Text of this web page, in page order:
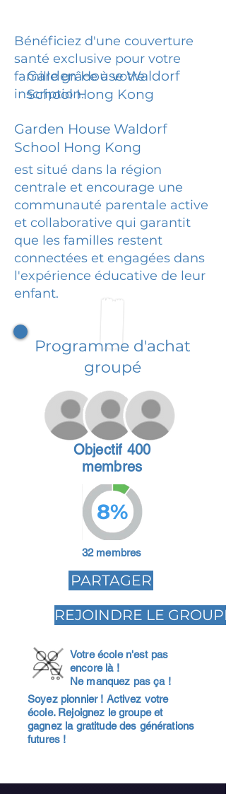
Bénéficiez d'une couverture
santé exclusive pour votre
famille grâce à votre
inscription.
Garden House Waldorf
School Hong Kong
Garden House Waldorf
School Hong Kong
est situé dans la région
centrale et encourage une
communauté parentale active
et collaborative qui garantit
que les familles restent
connectées et engagées dans
l'expérience éducative de leur
enfant.
Programme d'achat
groupé
Objectif 400
membres
8%
32 membres
PARTAGER
REJOINDRE LE GROUPE
Votre école n'est pas
encore là !
Ne manquez pas ça !
Soyez pionnier ! Activez votre
école. Rejoignez le groupe et
gagnez la gratitude des générations
futures !